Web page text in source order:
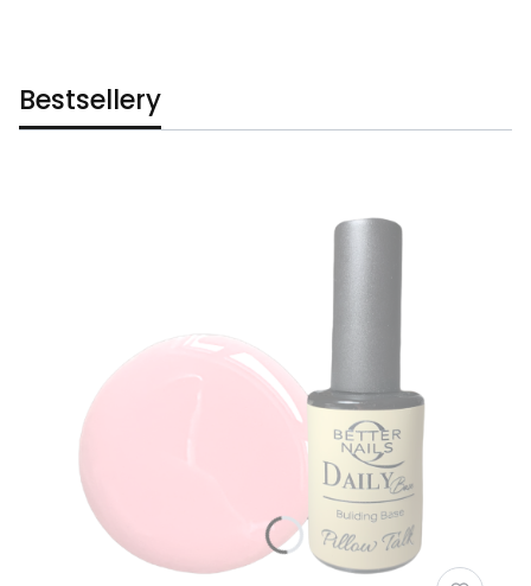
Bestsellery